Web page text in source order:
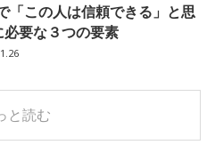
「この人は信頼できる」と思
要な３つの要素
と読む